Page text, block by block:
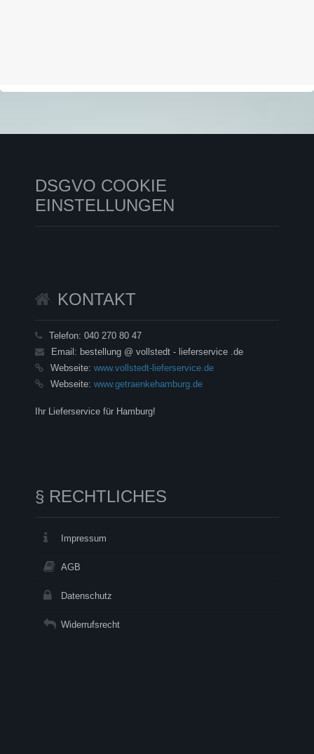
DSGVO COOKIE
EINSTELLUNGEN
KONTAKT
Telefon: 040 270 80 47
Email: bestellung @ vollstedt - lieferservice .de
Webseite: www.vollstedt-lieferservice.de
Webseite: www.getraenkehamburg.de
Ihr Lieferservice für Hamburg!
§ RECHTLICHES
Impressum
AGB
Datenschutz
Widerrufsrecht